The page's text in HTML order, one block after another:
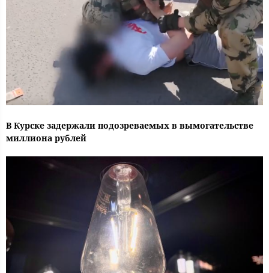
В Курске задержали подозреваемых в вымогательстве
миллиона рублей